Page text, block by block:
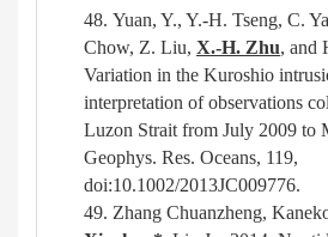
48. Yuan, Y., Y.-H. Tseng, C.
Chow, Z. Liu, X.-H. Zhu, and
Variation in the Kuroshio
interpretation of observations
Luzon Strait from July 2009 to
Geophys. Res. Oceans, 119,
doi:10.1002/2013JC009776.
49. Zhang Chuanzheng,